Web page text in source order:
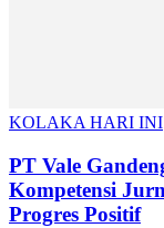
KOLAKA HARI INI
PT Vale
Kompetensi
Progres Positif